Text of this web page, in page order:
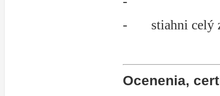
- stiahni celý
Ocenenia,